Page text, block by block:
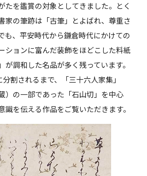
たを鑑賞の対象としてきました。とく
家の筆跡は「古筆」とよばれ、尊重さ
も、平安時代から鎌倉時代にかけての
ションに富んだ装飾をほどこした料紙
が調和した名品が多く残っています。
割されるまで、「三十六人家集」
）の一部であった「石山切」を中心
識を伝える作品をご覧いただきます。